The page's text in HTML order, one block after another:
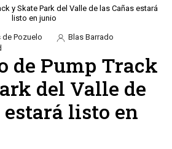
Pozuelo
Blas Barrado
de Pump Track
del Valle de
estará listo en